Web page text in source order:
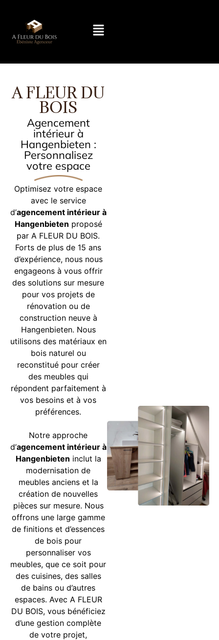
A FLEUR DU
BOIS
Agencement
intérieur à
Hangenbieten :
Personnalisez
votre espace
Optimisez votre espace
avec le service
d’agencement intérieur à
Hangenbieten proposé
par A FLEUR DU BOIS.
Forts de plus de 15 ans
d’expérience, nous nous
engageons à vous offrir
des solutions sur mesure
pour vos projets de
rénovation ou de
construction neuve à
Hangenbieten. Nous
utilisons des matériaux en
bois naturel ou
reconstitué pour créer
des meubles qui
répondent parfaitement à
vos besoins et à vos
préférences.
Notre approche
d’agencement intérieurà
Hangenbieten inclut la
modernisation de
meubles anciens et la
création de nouvelles
pièces sur mesure. Nous
offrons une large gamme
de finitions et d’essences
de bois pour
personnaliser vos
meubles, que ce soit pour
des cuisines, des salles
de bains ou d’autres
espaces. Avec A FLEUR
DU BOIS, vous bénéficiez
d’une gestion complète
de votre projet,